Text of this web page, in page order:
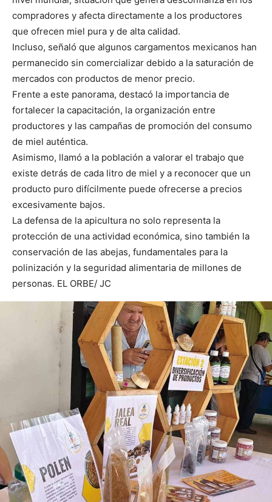
compradores y afecta directamente a los productores
que ofrecen miel pura y de alta calidad.
Incluso, señaló que algunos cargamentos mexicanos han
permanecido sin comercializar debido a la saturación de
mercados con productos de menor precio.
Frente a este panorama, destacó la importancia de
fortalecer la capacitación, la organización entre
productores y las campañas de promoción del consumo
de miel auténtica.
Asimismo, llamó a la población a valorar el trabajo que
existe detrás de cada litro de miel y a reconocer que un
producto puro difícilmente puede ofrecerse a precios
excesivamente bajos.
La defensa de la apicultura no solo representa la
protección de una actividad económica, sino también la
conservación de las abejas, fundamentales para la
polinización y la seguridad alimentaria de millones de
personas. EL ORBE/ JC